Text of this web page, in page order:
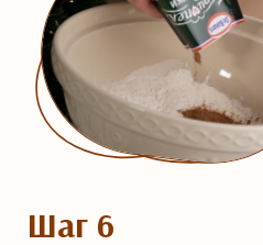
Шаг 6